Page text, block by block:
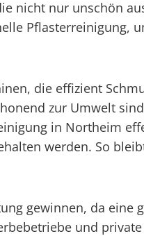
nicht nur unschön
Pflasterreinigung,
die effizient
zur Umwelt
in Northeim
werden. So
gewinnen, da eine
und